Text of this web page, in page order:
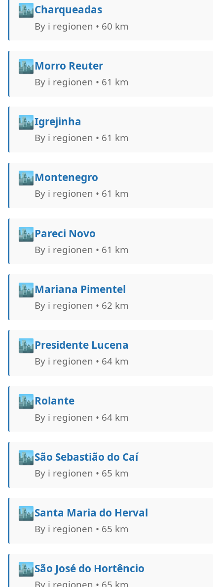
🏙️Charqueadas
By i regionen • 60 km
🏙️Morro Reuter
By i regionen • 61 km
🏙️Igrejinha
By i regionen • 61 km
🏙️Montenegro
By i regionen • 61 km
🏙️Pareci Novo
By i regionen • 61 km
🏙️Mariana Pimentel
By i regionen • 62 km
🏙️Presidente Lucena
By i regionen • 64 km
🏙️Rolante
By i regionen • 64 km
🏙️São Sebastião do Caí
By i regionen • 65 km
🏙️Santa Maria do Herval
By i regionen • 65 km
🏙️São José do Hortêncio
By i regionen • 65 km